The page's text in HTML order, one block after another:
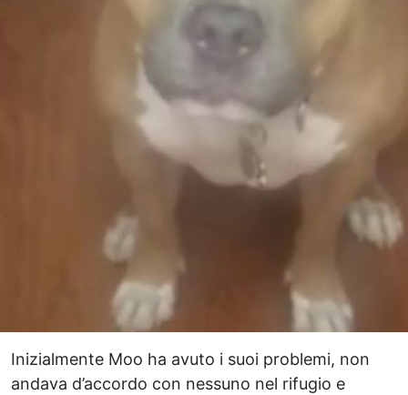
Inizialmente Moo ha avuto i suoi problemi, non
andava d’accordo con nessuno nel rifugio e